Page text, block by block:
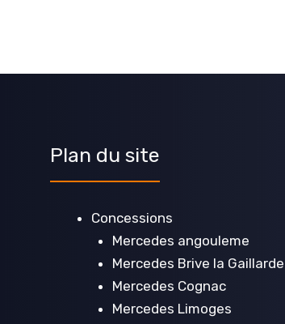
Plan du site
Concessions
Mercedes angouleme
Mercedes Brive la Gaillarde
Mercedes Cognac
Mercedes Limoges